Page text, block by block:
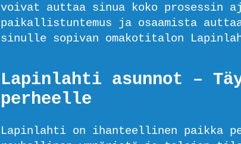
voivat auttaa sinua koko prosessin
paikallistuntemus ja osaamista
sinulle sopivan omakotitalon
Lapinlahti asunnot –
perheelle
Lapinlahti on ihanteellinen paikka